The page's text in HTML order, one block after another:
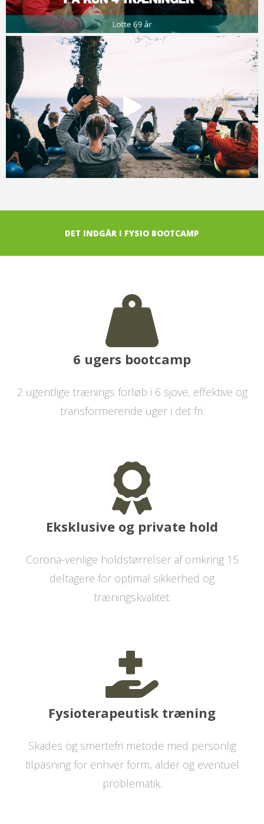
DET INDGÅR I FYSIO BOOTCAMP
6 ugers bootcamp
2 ugentlige trænings forløb i 6 sjove, effektive og
transformerende uger i det fri.
Eksklusive og private hold
Corona-venlige holdstørrelser af omkring 15
deltagere for optimal sikkerhed og
træningskvalitet.
Fysioterapeutisk træning
Skades og smertefri metode med personlig
tilpasning for enhver form, alder og eventuel
problematik.